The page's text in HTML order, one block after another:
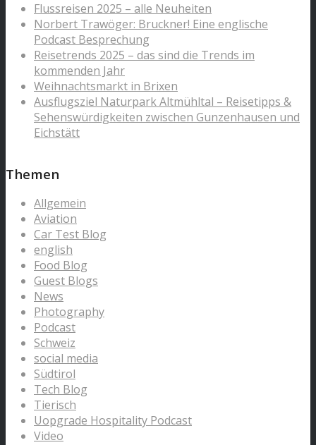
Flussreisen 2025 – alle Neuheiten
Norbert Trawöger: Bruckner! Eine englische
Podcast Besprechung
Reisetrends 2025 – das sind die Trends im
kommenden Jahr
Weihnachtsmarkt in Brixen
Ausflugsziel Naturpark Altmühltal – Reisetipps &
Sehenswürdigkeiten zwischen Gunzenhausen und
Eichstätt
Themen
Allgemein
Aviation
Car Test Blog
english
Food Blog
Guest Blogs
News
Photography
Podcast
Schweiz
social media
Südtirol
Tech Blog
Tierisch
Uopgrade Hospitality Podcast
Video